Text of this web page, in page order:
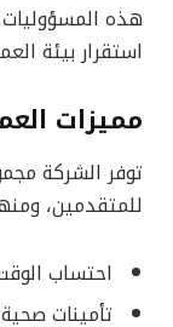
هذه
استقرار بيئة
مميزات
توفر الشركة
للمتقدمين،
احتساب
تأمينات